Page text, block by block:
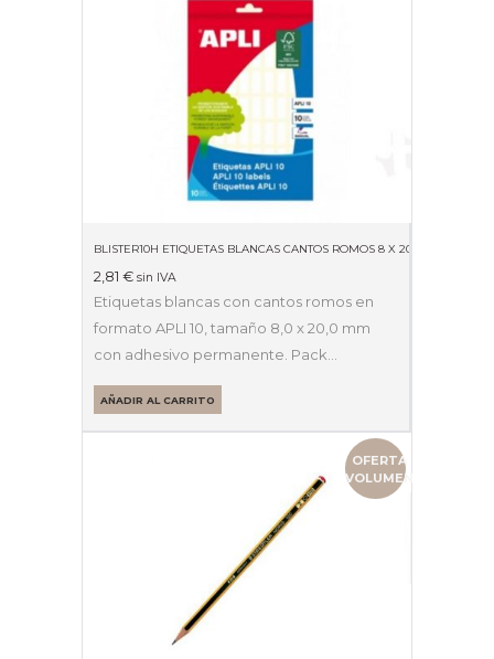
BLISTER10H ETIQUETAS BLANCAS CANTOS ROMOS 8 X 20MM 01633
2,81 € sin IVA
Etiquetas blancas con cantos romos en
formato APLI 10, tamaño 8,0 x 20,0 mm
con adhesivo permanente. Pack…
AÑADIR AL CARRITO
OFERTA
VOLUMEN